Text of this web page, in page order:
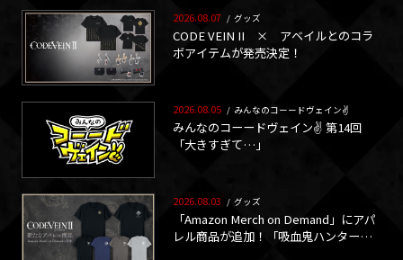
2026.08.07 / グッズ
CODE VEIN II × アベイルとのコラ
ボアイテムが発売決定！
2026.08.05 / みんなのコーードヴェイン✌
みんなのコーードヴェイン✌ 第14回
「大きすぎて…」
2026.08.03 / グッズ
「Amazon Merch on Demand」にアパ
レル商品が追加！「吸血鬼ハンターの